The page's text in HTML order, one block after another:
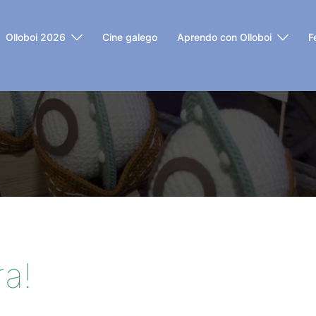
Olloboi 2026 Cine galego Aprendo con Olloboi